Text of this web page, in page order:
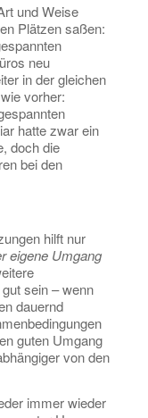
und Weise
Plätzen saßen:
neu
in der gleichen
vorher:
hatte zwar ein
doch die
bei den
hilft nur
eigene Umgang
sein – wenn
dauernd
guten Umgang
von den
immer wieder